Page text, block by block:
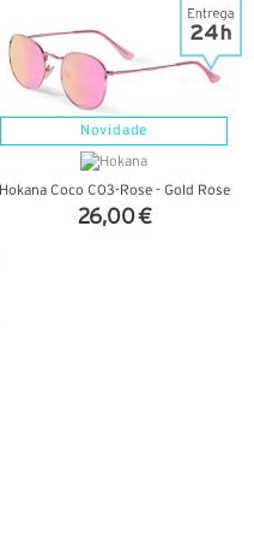
Novidade
Hokana Coco C03-Rose - Gold Rose
26,00 €